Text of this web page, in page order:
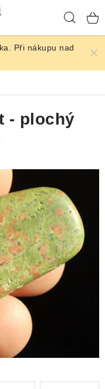
Při nákupu nad
- plochý